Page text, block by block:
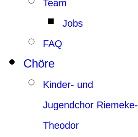
Team
Jobs
FAQ
Chöre
Kinder- und
Jugendchor Riemeke-
Theodor